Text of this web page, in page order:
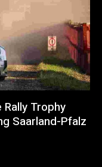
Trophy
Saarland-Pfalz